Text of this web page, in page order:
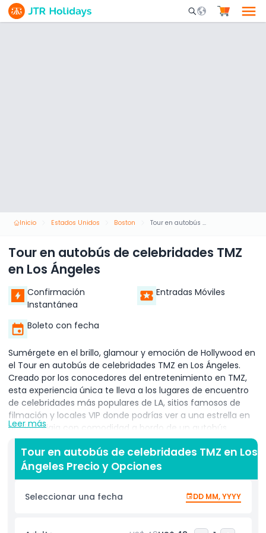
Mobile Search
Inicio Estados Unidos Boston Tour en autobús de celebridades TMZ en Los Ángeles
Tour en autobús de celebridades TMZ
en Los Ángeles
Confirmación
Instantánea
Entradas Móviles
Boleto con fecha
Sumérgete en el brillo, glamour y emoción de Hollywood en
el Tour en autobús de celebridades TMZ en Los Ángeles.
Creado por los conocedores del entretenimiento en TMZ,
esta experiencia única te lleva a los lugares de encuentro
de celebridades más populares de LA, sitios famosos de
filmación y locales VIP donde podrías ver a una estrella en
acción. Viaja con comodidad a bordo de un autobús
elegante al aire libre o con aire acondicionado mientras los
guías expertos de TMZ comparten noticias de celebridades
de última hora, jugosos chismes de Hollywood y relatos
detrás de cámaras que no escucharás en ningún otro
lugar. Recorre barrios icónicos como Beverly Hills, West
Hollywood y Sunset Strip, conocidos por su alta
de entretenimiento. En la ruta, observa locaciones de
Leer más
Tour en autobús de celebridades TMZ en Los
Ángeles Precio y Opciones
Seleccionar una fecha DD MM, YYYY